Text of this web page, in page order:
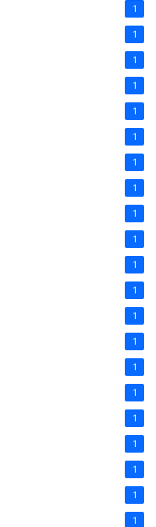
1
1
1
1
1
1
1
1
1
1
1
1
1
1
1
1
1
1
1
1
1